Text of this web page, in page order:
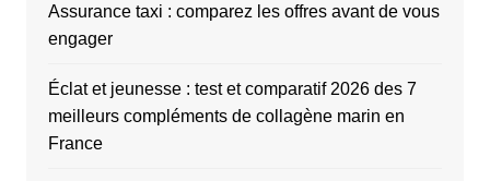
Assurance taxi : comparez les offres avant de vous
engager
Éclat et jeunesse : test et comparatif 2026 des 7
meilleurs compléments de collagène marin en
France